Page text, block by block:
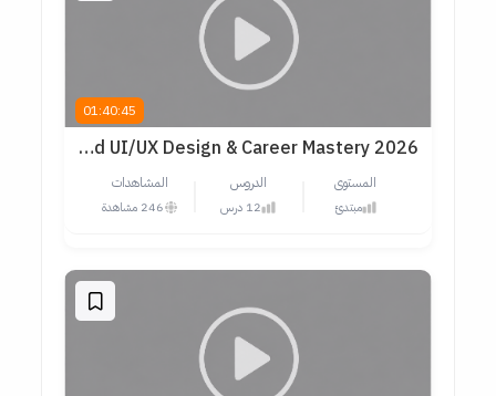
01:40:45
Advanced UI/UX Design & Career Mastery 2026
المستوى
مبتدئ
الدروس
12 درس
المشاهدات
246 مشاهدة